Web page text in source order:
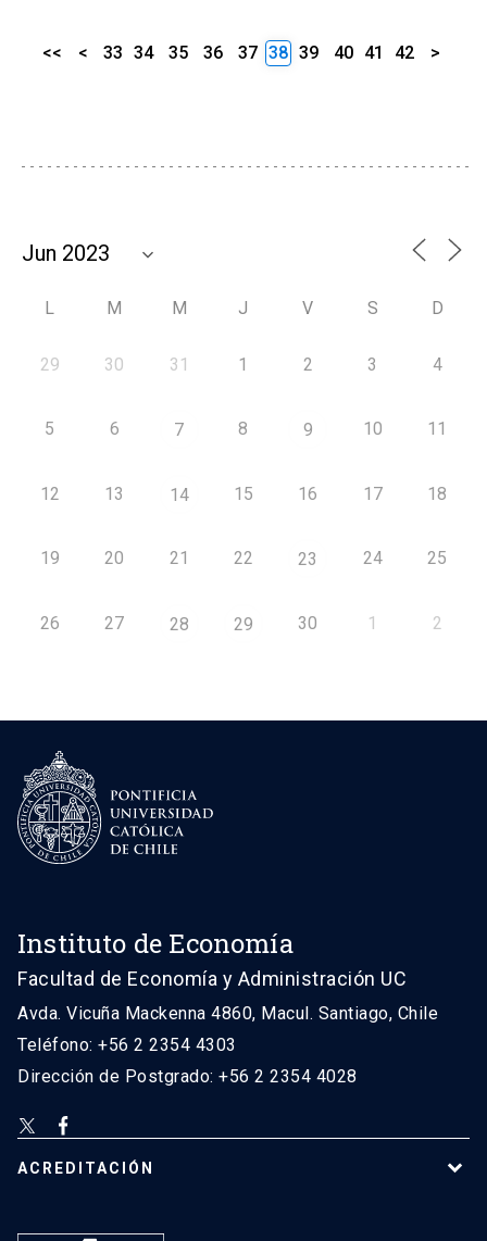
<< < 33 34 35 36 37 38 39 40 41 42 >
L M M J V S D
29 30 31 1 2 3 4
5 6 7 8 9 10 11
12 13 14 15 16 17 18
19 20 21 22 23 24 25
26 27 28 29 30 1 2
Instituto de Economía
Facultad de Economía y Administración UC
Avda. Vicuña Mackenna 4860, Macul. Santiago, Chile
Teléfono: +56 2 2354 4303
Dirección de Postgrado: +56 2 2354 4028
ACREDITACIÓN